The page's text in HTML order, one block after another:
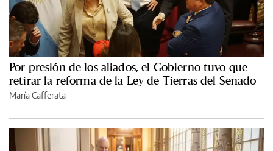
Por presión de los aliados, el Gobierno tuvo que
retirar la reforma de la Ley de Tierras del Senado
María Cafferata